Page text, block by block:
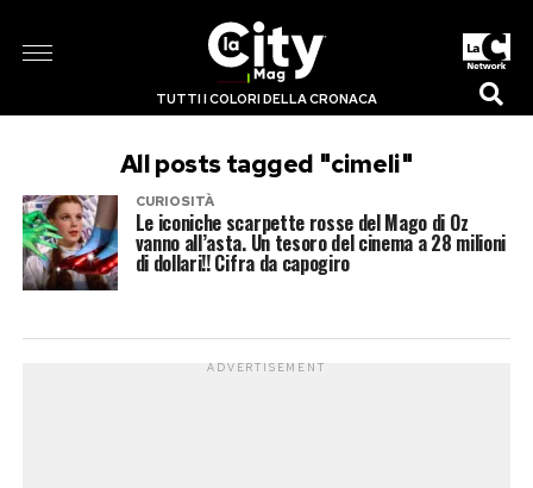
TUTTI I COLORI DELLA CRONACA
All posts tagged "cimeli"
CURIOSITÀ
Le iconiche scarpette rosse del Mago di Oz
vanno all’asta. Un tesoro del cinema a 28 milioni
di dollari!! Cifra da capogiro
ADVERTISEMENT